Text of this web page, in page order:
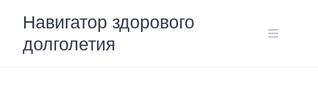
content
Навигатор здорового
долголетия